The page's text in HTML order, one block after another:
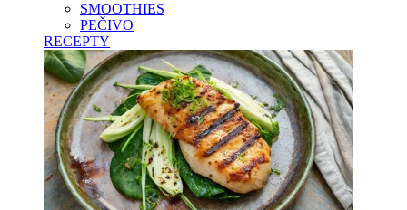
SMOOTHIES
PEČIVO
RECEPTY